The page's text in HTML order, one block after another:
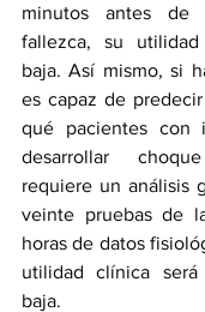
minutos antes
fallezca, su
baja. Así mismo, si
es capaz de
qué pacientes con
desarrollar
requiere un análisis
veinte pruebas de
horas de datos
utilidad clínica será
baja.